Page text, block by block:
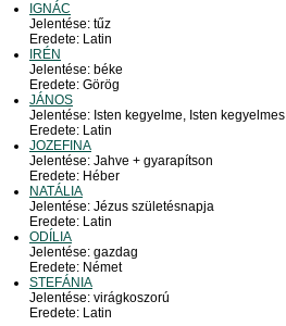
IGNÁC
Jelentése: tűz
Eredete: Latin
IRÉN
Jelentése: béke
Eredete: Görög
JÁNOS
Jelentése: Isten kegyelme, Isten kegyelmes
Eredete: Latin
JOZEFINA
Jelentése: Jahve + gyarapítson
Eredete: Héber
NATÁLIA
Jelentése: Jézus születésnapja
Eredete: Latin
ODÍLIA
Jelentése: gazdag
Eredete: Német
STEFÁNIA
Jelentése: virágkoszorú
Eredete: Latin